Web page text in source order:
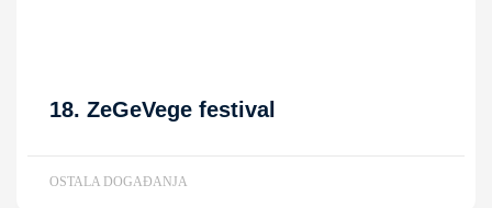
18. ZeGeVege festival
OSTALA DOGAĐANJA